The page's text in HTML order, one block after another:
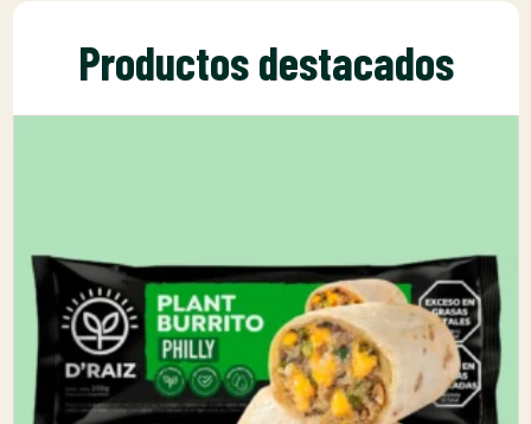
Productos destacados